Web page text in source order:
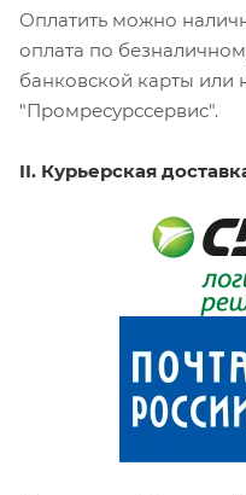
Оплатить можно
оплата по
банковской карты или
"Промресурссервис".
II. Курьерская